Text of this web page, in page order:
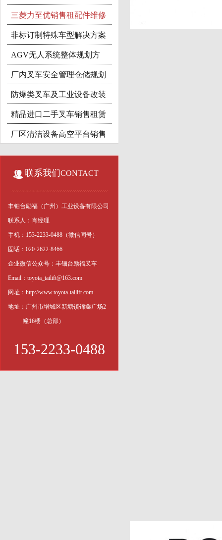
三菱力至优销售租配件维修
非标订制特殊车型解决方案
AGV无人系统整体规划方
案
厂内叉车安全管理仓储规划
防爆类叉车及工业设备改装
精品进口二手叉车销售租赁
厂区清洁设备高空平台销售
联系我们CONTACT
丰钿台励福（广州）工业设备有限公司
联系人：肖经理
手机：153-2233-0488（微信同号）
固话：020-2622-8466
企业微信公众号：丰钿台励福叉车
Email：toyota_tailift@163.com
网址：http://www.toyota-tailift.com
地址：广州市增城区新塘镇锦鑫广场2
幢16楼（总部）
153-2233-0488